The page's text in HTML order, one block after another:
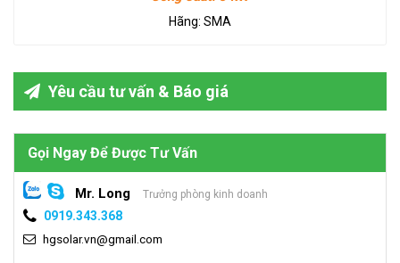
Hãng: SMA
Yêu cầu tư vấn & Báo giá
Gọi Ngay Để Được Tư Vấn
Mr. Long Trưởng phòng kinh doanh
0919.343.368
hgsolar.vn@gmail.com